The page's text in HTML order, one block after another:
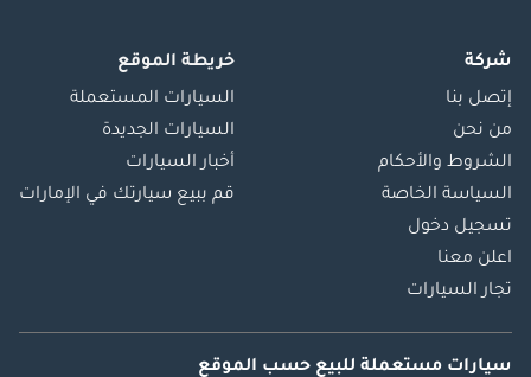
شركة
إتصل بنا
من نحن
الشروط والأحكام
السياسة الخاصة
تسجيل دخول
اعلن معنا
تجار السيارات
خريطة الموقع
السيارات المستعملة
السيارات الجديدة
أخبار السيارات
قم ببيع سيارتك في الإمارات
سيارات مستعملة للبيع حسب الموقع